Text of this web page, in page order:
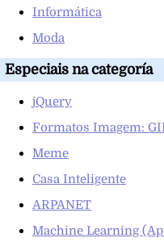
Informática
Moda
Especiais na categoría
jQuery
Formatos Imagem:
Meme
Casa Inteligente
ARPANET
Machine Learning